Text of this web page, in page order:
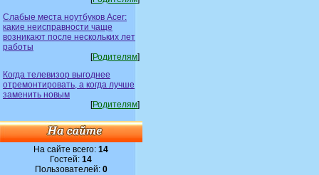
Слабые места ноутбуков Acer:
какие неисправности чаще
возникают после нескольких лет
работы
[Родителям]
Когда телевизор выгоднее
отремонтировать, а когда лучше
заменить новым
[Родителям]
На сайте всего:14
Гостей:14
Пользователей: 0